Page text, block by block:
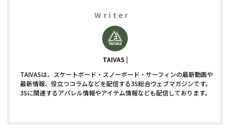
Writer
TAIVAS
TAIVASは、スケートボード・スノーボード・サーフィンの最新動画や
最新情報、役立つコラムなどを配信する3S総合ウェブマガジンです。
3Sに関連するアパレル情報やアイテム情報なども配信しております。